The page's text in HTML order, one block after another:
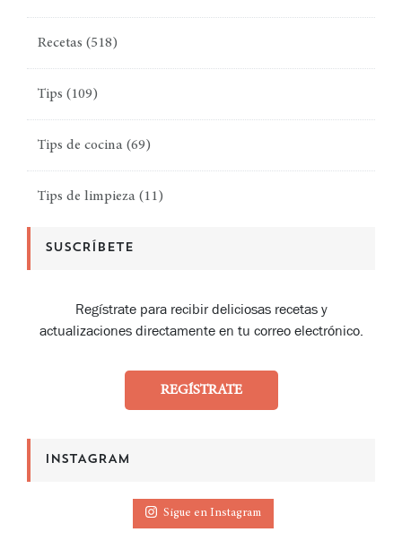
Recetas (518)
Tips (109)
Tips de cocina (69)
Tips de limpieza (11)
SUSCRÍBETE
Regístrate para recibir deliciosas recetas y
actualizaciones directamente en tu correo electrónico.
REGÍSTRATE
INSTAGRAM
Sigue en Instagram